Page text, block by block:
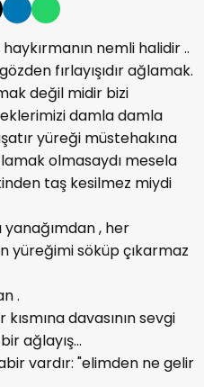
nemli halidir ..
fırlayışıdır ağlamak.
değil midir bizi
damla damla
yüreği müstehakına
olmasaydı mesela
taş kesilmez miydi
, her
yüreğimi söküp çıkarmaz
.
davasının sevgi
ağlayış...
vardır: "elimden ne gelir